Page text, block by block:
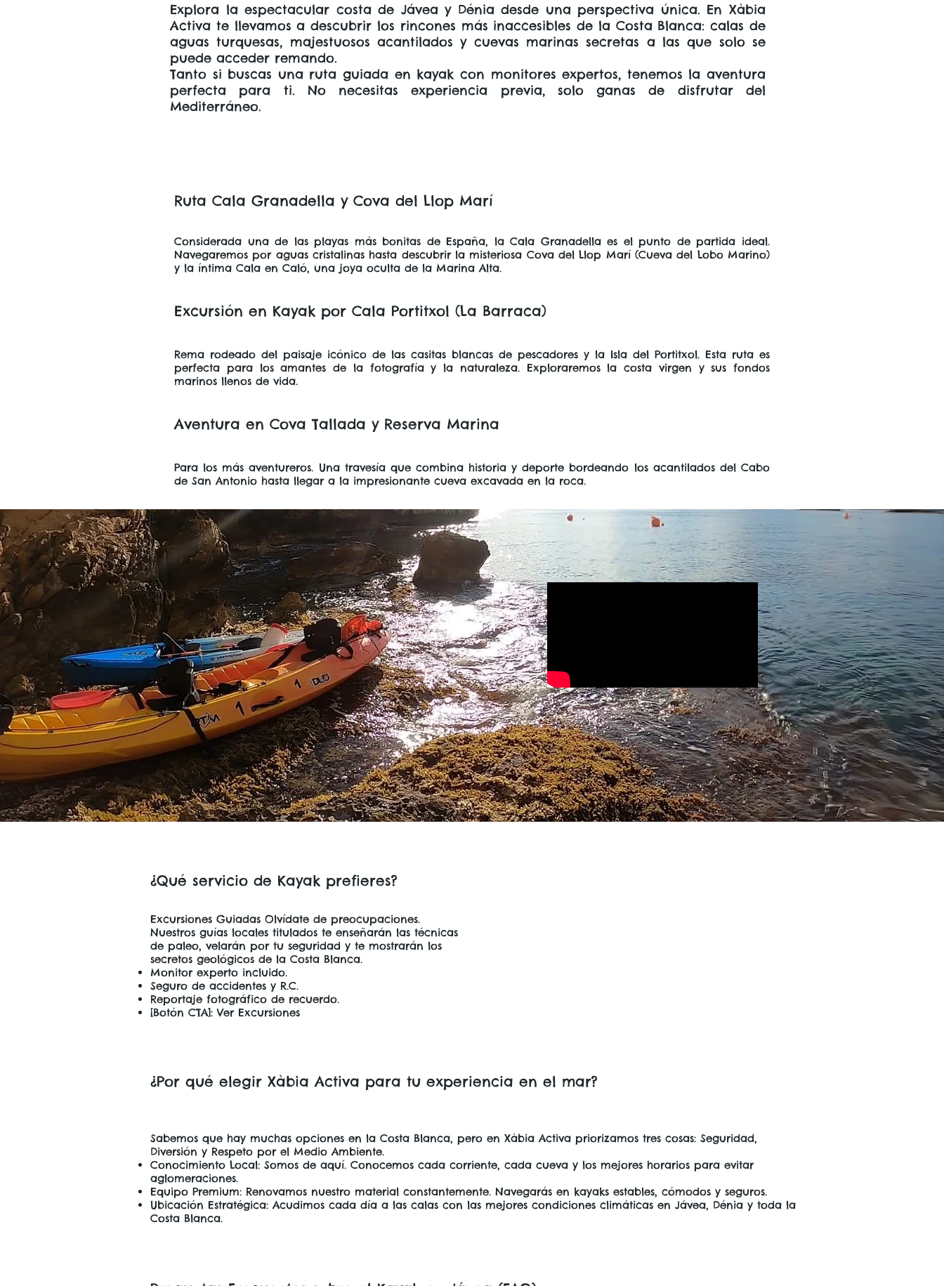
Explora la espectacular costa de Jávea y Dénia desde una perspectiva única. En Xàbia
Activa te llevamos a descubrir los rincones más inaccesibles de la Costa Blanca: calas de
aguas turquesas, majestuosos acantilados y cuevas marinas secretas a las que solo se
puede acceder remando.
Tanto si buscas una ruta guiada en kayak con monitores expertos, tenemos la aventura
perfecta para ti. No necesitas experiencia previa, solo ganas de disfrutar del
Mediterráneo.
Ruta Cala Granadella y Cova del Llop Marí
Considerada una de las playas más bonitas de España, la Cala Granadella es el punto de partida ideal.
Navegaremos por aguas cristalinas hasta descubrir la misteriosa Cova del Llop Marí (Cueva del Lobo Marino)
y la íntima Cala en Caló, una joya oculta de la Marina Alta.
Excursión en Kayak por Cala Portitxol (La Barraca)
Rema rodeado del paisaje icónico de las casitas blancas de pescadores y la Isla del Portitxol. Esta ruta es
perfecta para los amantes de la fotografía y la naturaleza. Exploraremos la costa virgen y sus fondos
marinos llenos de vida.
Aventura en Cova Tallada y Reserva Marina
Para los más aventureros. Una travesía que combina historia y deporte bordeando los acantilados del Cabo
de San Antonio hasta llegar a la impresionante cueva excavada en la roca.
¿Qué servicio de Kayak prefieres?
Excursiones Guiadas Olvídate de preocupaciones.
Nuestros guías locales titulados te enseñarán las técnicas
de paleo, velarán por tu seguridad y te mostrarán los
secretos geológicos de la Costa Blanca.
Monitor experto incluido.
Seguro de accidentes y R.C.
Reportaje fotográfico de recuerdo.
[Botón CTA]: Ver Excursiones
¿Por qué elegir Xàbia Activa para tu experiencia en el mar?
Sabemos que hay muchas opciones en la Costa Blanca, pero en Xàbia Activa priorizamos tres cosas: Seguridad,
Diversión y Respeto por el Medio Ambiente.
Conocimiento Local: Somos de aquí. Conocemos cada corriente, cada cueva y los mejores horarios para evitar
aglomeraciones.
Equipo Premium: Renovamos nuestro material constantemente. Navegarás en kayaks estables, cómodos y seguros.
Ubicación Estratégica: Acudimos cada día a las calas con las mejores condiciones climáticas en Jávea, Dénia y toda la
Costa Blanca.